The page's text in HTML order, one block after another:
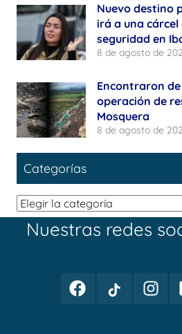
Nuevo destino
irá a una
seguridad en
8 de agosto de
Encontraron de
operación de
Mosquera
8 de agosto de
Categorías
Categorías
Nuestras redes
FacebookTikTok